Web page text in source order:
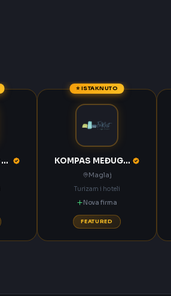
Crystal beauty studio Sarajevo
⭐ ISTAKNUTO
KOMPAS MEĐUGORJE d.d. Međugorje
Maglaj
Turizam i hoteli
Nova firma
FEATURED